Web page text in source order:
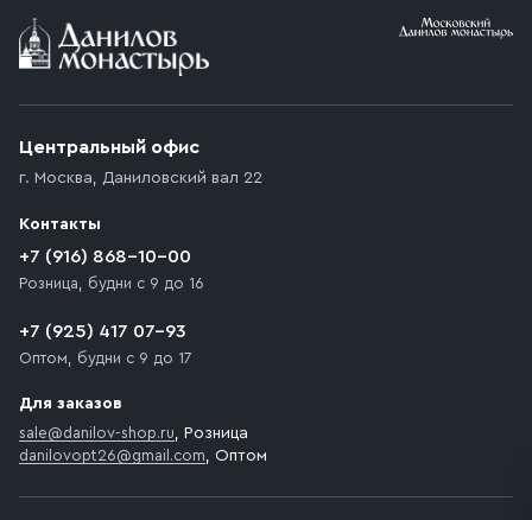
Условия доставки
возникают препятствия для подъезда автомобиля,
которое максимально близко к месту запланированной
движения. Если на территории места назначения
доставки предусмотрен платный въезд, то Покупателю
необходимо компенсировать стоимость въезда
Центральный офис
г. Москва, Даниловский вал 22
Контакты
+7 (916) 868-10-00
Розница, будни с 9 до 16
+7 (925) 417 07-93
Оптом, будни с 9 до 17
Для заказов
sale@danilov-shop.ru, Розница
danilovopt26@gmail.com, Оптом